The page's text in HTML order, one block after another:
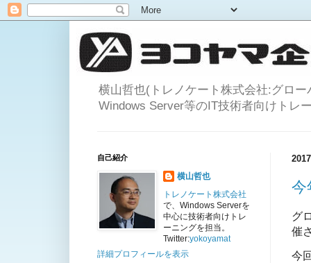
横山哲也(トレノケート株式会社:グロ
Windows Server等のIT技術者向けトレ
今
グ
催
今
自己紹介
横山哲也
トレノケート株式会社
で、Windows Serverを
中心に技術者向けトレ
ーニングを担当。
Twitter:yokoyamat
詳細プロフィールを表示